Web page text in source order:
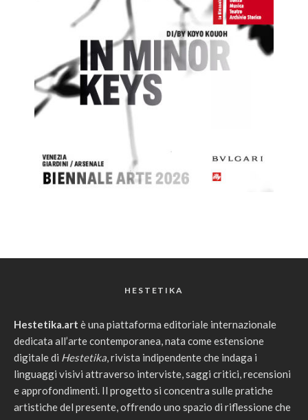
HESTETIKA
Hestetika.art è una piattaforma editoriale internazionale
dedicata all’arte contemporanea, nata come estensione
digitale di Hestetika, rivista indipendente che indaga i
linguaggi visivi attraverso interviste, saggi critici, recensioni
e approfondimenti. Il progetto si concentra sulle pratiche
artistiche del presente, offrendo uno spazio di riflessione che